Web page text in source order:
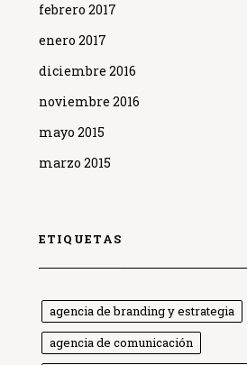
febrero 2017
enero 2017
diciembre 2016
noviembre 2016
mayo 2015
marzo 2015
ETIQUETAS
agencia de branding y estrategia
agencia de comunicación